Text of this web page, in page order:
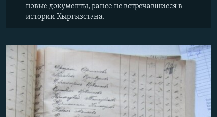
новые документы, ранее не встречавшиеся в
истории Кыргызстана.